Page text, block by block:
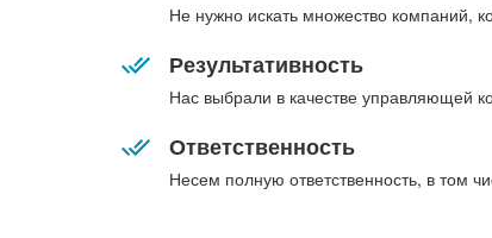
Не нужно искать множество компаний,
Результативность
Нас выбрали в качестве управляющей
Ответственность
Несем полную ответственность, в том